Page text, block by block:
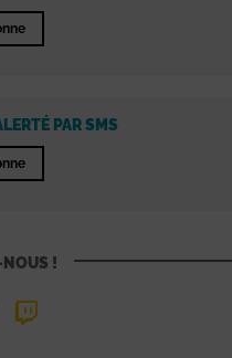
PAR SMS
NOUS !